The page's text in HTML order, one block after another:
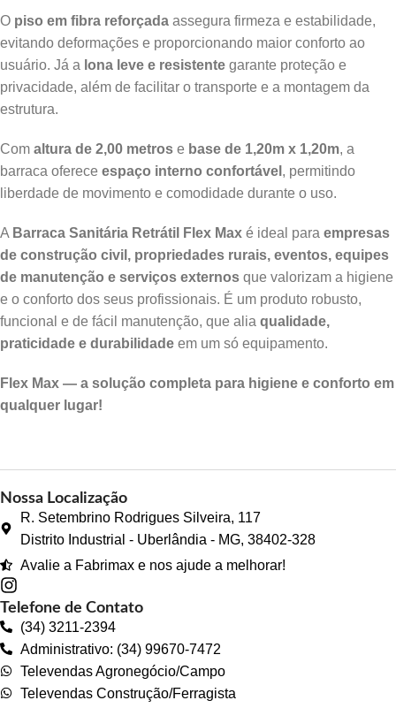
O piso em fibra reforçada assegura firmeza e estabilidade,
evitando deformações e proporcionando maior conforto ao
usuário. Já a lona leve e resistente garante proteção e
privacidade, além de facilitar o transporte e a montagem da
estrutura.
Com altura de 2,00 metros e base de 1,20m x 1,20m, a
barraca oferece espaço interno confortável , permitindo
liberdade de movimento e comodidade durante o uso.
A Barraca Sanitária Retrátil Flex Max é ideal para empresas
de construção civil, propriedades rurais, eventos, equipes
de manutenção e serviços externos que valorizam a higiene
e o conforto dos seus profissionais. É um produto robusto,
funcional e de fácil manutenção, que alia qualidade,
praticidade e durabilidade em um só equipamento.
Flex Max — a solução completa para higiene e conforto em
qualquer lugar!
Nossa Localização
R. Setembrino Rodrigues Silveira, 117
Distrito Industrial - Uberlândia - MG, 38402-328
Avalie a Fabrimax e nos ajude a melhorar!
Telefone de Contato
(34) 3211-2394
Administrativo: (34) 99670-7472
Televendas Agronegócio/Campo
Televendas Construção/Ferragista